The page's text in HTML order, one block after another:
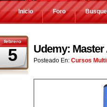
Inicio Foro
febrero
5 Udemy:
Posteado En: Cursos